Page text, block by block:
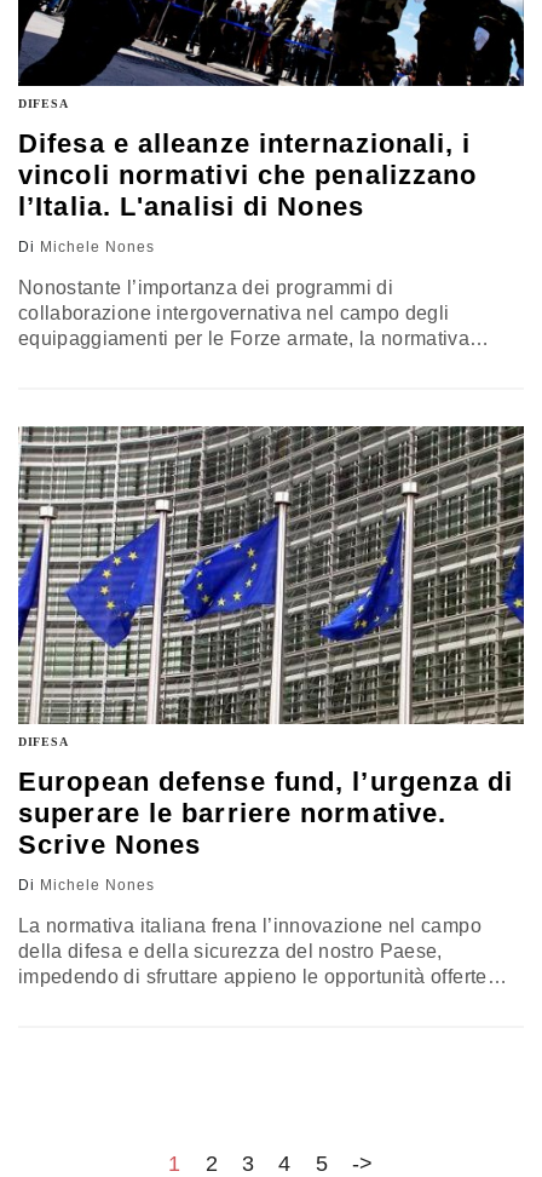
DIFESA
Difesa e alleanze internazionali, i
vincoli normativi che penalizzano
l’Italia. L'analisi di Nones
Di Michele Nones
Nonostante l’importanza dei programmi di
collaborazione intergovernativa nel campo degli
equipaggiamenti per le Forze armate, la normativa
difesa. Lo spiega Michele Nones, vicepresidente
dell’Istituto affari internazionali, nella terza parte di una
riflessione a puntate sulla Difesa europea
DIFESA
European defense fund, l’urgenza di
superare le barriere normative.
Scrive Nones
Di Michele Nones
La normativa italiana frena l’innovazione nel campo
della difesa e della sicurezza del nostro Paese,
impedendo di sfruttare appieno le opportunità offerte
1 2 3 4 5 ->